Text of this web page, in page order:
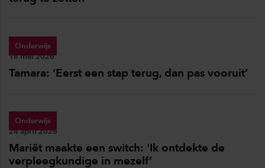
Onderwijs
Publicatiedatum:
18 mei 2026
Tamara: ‘Eerst een stap terug, dan pas vooruit’
Onderwijs
Publicatiedatum:
24 april 2026
Mariët maakte een switch: ‘Ik ontdekte de
verpleegkundige in mezelf’